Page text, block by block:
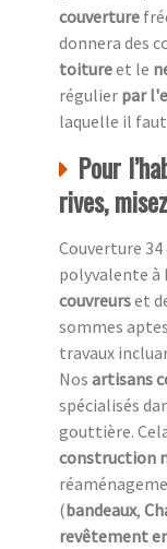
couverture
donnera des
toitureet le
régulier par
laquelle il
Pour
rives,
Couverture 34
polyvalente à
couvreurset
sommes
travaux
Nos artisans
spécialisés
gouttière.
construction
(bandeaux,
revêtement